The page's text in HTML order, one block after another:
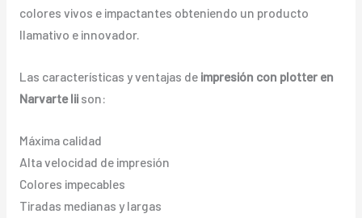
colores vivos e impactantes obteniendo un producto
llamativo e innovador.
Las características y ventajas de impresión con plotter en
Narvarte Iiison:
Máxima calidad
Alta velocidad de impresión
Colores impecables
Tiradas medianas y largas